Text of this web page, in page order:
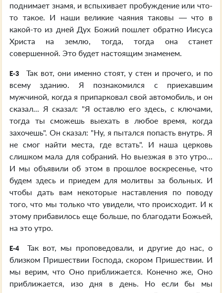
поднимает знамя, и вспыхивает пробуждение или что-
то такое. И наши великие чаяния таковы — что в
какой-то из дней Дух Божий пошлет обратно Иисуса
Христа на землю, тогда, тогда она станет
совершенной. Это будет настоящим знаменем.
E-3
Так вот, они именно стоят, у стен и прочего, и по
всему зданию. Я познакомился с приехавшим
мужчиной, когда я припарковал свой автомобиль, и он
сказал... Я сказал: "Я оставлю его здесь, с ключами,
тогда ты сможешь выехать в любое время, когда
захочешь". Он сказал: "Ну, я пытался попасть внутрь. Я
не смог найти места, где встать". И наша церковь
слишком мала для собраний. Но выезжая в это утро...
И мы объявили об этом в прошлое воскресенье, что
будем здесь и приедем для молитвы за больных. И
чтобы дать вам некоторые наставления по поводу
того, что мы только что увидели, что происходит. И к
этому прибавилось еще больше, по благодати Божьей,
на это утро.
E-4
Так вот, мы проповедовали, и другие до нас, о
близком Пришествии Господа, скором Пришествии. И
мы верим, что Оно приближается. Конечно же, Оно
приближается, изо дня в день. Но если бы мы